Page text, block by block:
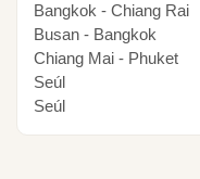
Bangkok - Chiang Rai
Busan - Bangkok
Chiang Mai - Phuket
Seúl
Seúl